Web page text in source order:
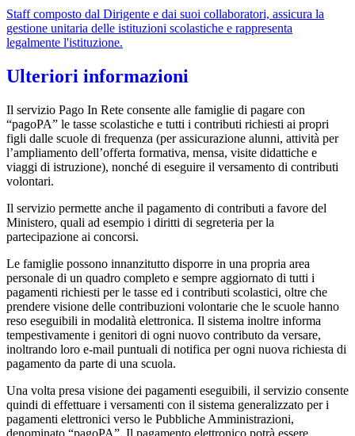
Staff composto dal Dirigente e dai suoi collaboratori, assicura la
gestione unitaria delle istituzioni scolastiche e rappresenta
legalmente l'istituzione.
Ulteriori informazioni
Il servizio Pago In Rete consente alle famiglie di pagare con
“pagoPA” le tasse scolastiche e tutti i contributi richiesti ai propri
figli dalle scuole di frequenza (per assicurazione alunni, attività per
l’ampliamento dell’offerta formativa, mensa, visite didattiche e
viaggi di istruzione), nonché di eseguire il versamento di contributi
volontari.
Il servizio permette anche il pagamento di contributi a favore del
Ministero, quali ad esempio i diritti di segreteria per la
partecipazione ai concorsi.
Le famiglie possono innanzitutto disporre in una propria area
personale di un quadro completo e sempre aggiornato di tutti i
pagamenti richiesti per le tasse ed i contributi scolastici, oltre che
prendere visione delle contribuzioni volontarie che le scuole hanno
reso eseguibili in modalità elettronica. Il sistema inoltre informa
tempestivamente i genitori di ogni nuovo contributo da versare,
inoltrando loro e-mail puntuali di notifica per ogni nuova richiesta di
pagamento da parte di una scuola.
Una volta presa visione dei pagamenti eseguibili, il servizio consente
quindi di effettuare i versamenti con il sistema generalizzato per i
pagamenti elettronici verso le Pubbliche Amministrazioni,